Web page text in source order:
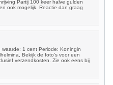
Partij 100 keer halve gulden
ook mogelijk. Reactie dan graag
waarde: 1 cent Periode: Koningin
Bekijk de foto's voor een
verzendkosten. Zie ook eens bij